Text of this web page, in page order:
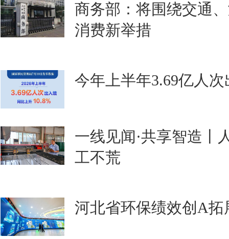
商务部：将围绕交通
消费新举措
今年上半年3.69亿人
一线见闻·共享智造丨
工不荒
河北省环保绩效创A拓